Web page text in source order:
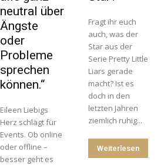
neutral über
Ängste
oder
Probleme
sprechen
können.“
Eileen Liebigs
Herz schlägt für
Events. Ob online
oder offline –
besser geht es
Fragt ihr euch
auch, was der
Star aus der
Serie Pretty Little
Liars gerade
macht? Ist es
doch in den
letzten Jahren
ziemlich ruhig...
Weiterlesen